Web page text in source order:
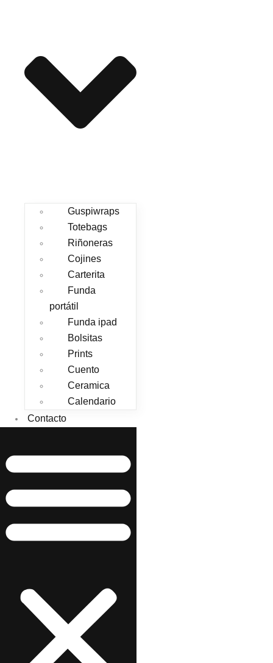
Guspiwraps
Totebags
Riñoneras
Cojines
Carterita
Funda
portátil
Funda ipad
Bolsitas
Prints
Cuento
Ceramica
Calendario
Contacto